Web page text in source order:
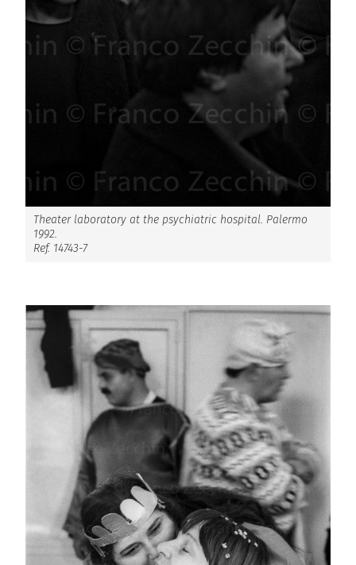
Theater laboratory at the psychiatric hospital. Palermo
1992.
Ref. 14743-7